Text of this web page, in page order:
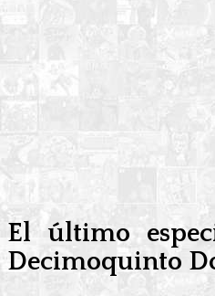
El último
Decimoquinto